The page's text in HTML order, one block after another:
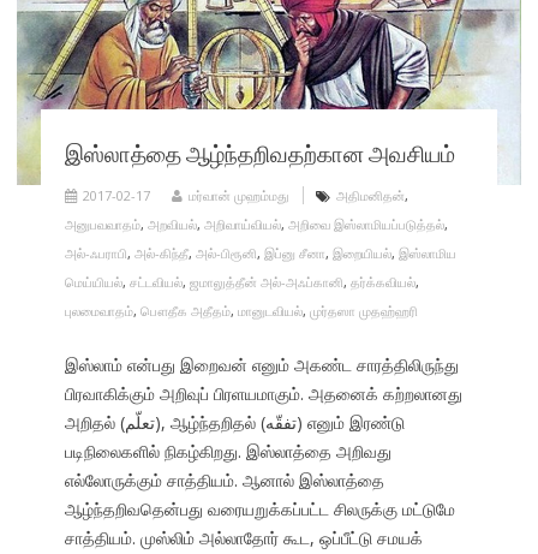
இஸ்லாத்தை ஆழ்ந்தறிவதற்கான அவசியம்
2017-02-17 மர்வான் முஹம்மது அதிமனிதன்,
அனுபவவாதம், அறவியல், அறிவாய்வியல், அறிவை இஸ்லாமியப்படுத்தல்,
அல்-ஃபராபி, அல்-கிந்தீ, அல்-பிரூனி, இப்னு சீனா, இறையியல், இஸ்லாமிய
மெய்யியல், சட்டவியல், ஜமாலுத்தீன் அல்-அஃப்கானி, தர்க்கவியல்,
புலமைவாதம், பௌதீக அதீதம், மானுடவியல், முர்தஸா முதஹ்ஹரி
இஸ்லாம் என்பது இறைவன் எனும் அகண்ட சாரத்திலிருந்து
பிரவாகிக்கும் அறிவுப் பிரளயமாகும். அதனைக் கற்றலானது
அறிதல் (تعلّم), ஆழ்ந்தறிதல் (تفقّه) எனும் இரண்டு
படிநிலைகளில் நிகழ்கிறது. இஸ்லாத்தை அறிவது
எல்லோருக்கும் சாத்தியம். ஆனால் இஸ்லாத்தை
ஆழ்ந்தறிவதென்பது வரையறுக்கப்பட்ட சிலருக்கு மட்டுமே
சாத்தியம். முஸ்லிம் அல்லாதோர் கூட, ஒப்பீட்டு சமயக்